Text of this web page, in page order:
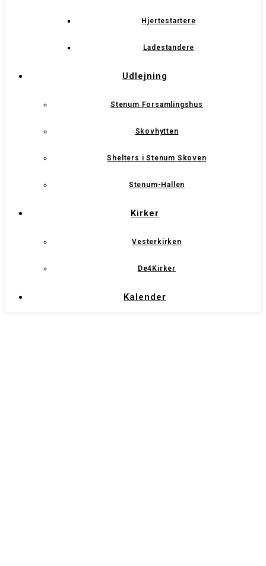
Hjertestartere
Ladestandere
Udlejning
Stenum Forsamlingshus
Skovhytten
Shelters i Stenum Skoven
Stenum-Hallen
Kirker
Vesterkirken
De4Kirker
Kalender